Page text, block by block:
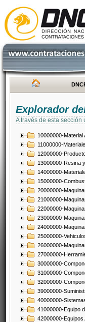
Explorador
A través de esta
10000000-
11000000-
12000000-
13000000-Resina
14000000-
15000000-
20000000-
21000000-
22000000-
23000000-
24000000-
25000000-
26000000-
27000000-
30000000-
31000000-
32000000-
39000000-
40000000-
41000000-Equipo
42000000-